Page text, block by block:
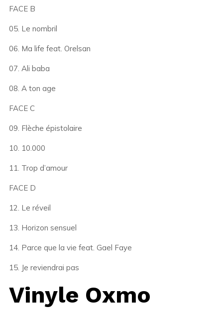
FACE B
05. Le nombril
06. Ma life feat. Orelsan
07. Ali baba
08. A ton age
FACE C
09. Flèche épistolaire
10. 10.000
11. Trop d’amour
FACE D
12. Le réveil
13. Horizon sensuel
14. Parce que la vie feat. Gael Faye
15. Je reviendrai pas
Vinyle Oxmo